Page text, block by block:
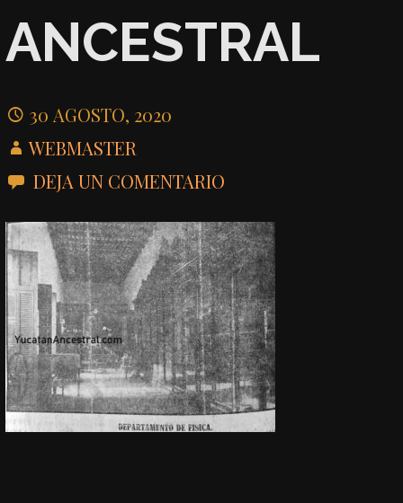
ANCESTRAL
30 AGOSTO, 2020
WEBMASTER
DEJA UN COMENTARIO